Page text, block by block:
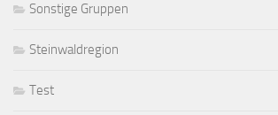
Sonstige Gruppen
Steinwaldregion
Test